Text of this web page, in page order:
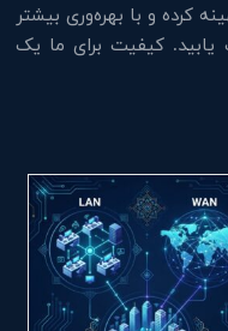
کرده و با بهره‌وری بیشتر
کیفیت برای ما یک